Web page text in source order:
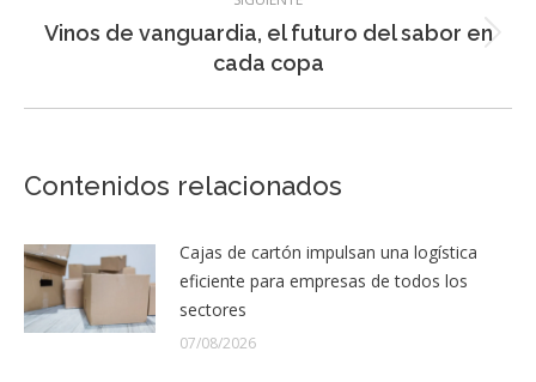
Entrada
siguiente:
Vinos de vanguardia, el futuro del sabor en
cada copa
Contenidos relacionados
Cajas de cartón impulsan una logística
eficiente para empresas de todos los
sectores
07/08/2026